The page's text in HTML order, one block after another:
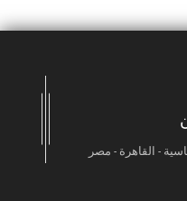
- القاهرة - مصر